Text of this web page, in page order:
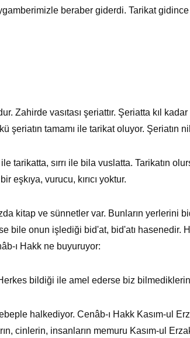
beraber giderdi. Tarikat gidince
Zahirde vasıtası şeriattır. Şeriatta kıl
şeriatın tamamı ile tarikat oluyor. Şeriatın
tarikatta, sırrı ile bila vuslatta. Tarikatın
eşkıya, vurucu, kırıcı yoktur.
kitap ve sünnetler var. Bunların
bile onun işlediği bid'at, bid'atı hasenedir.
ı Hakk ne buyuruyor:
bildiği ile amel ederse biz
halkediyor. Cenâb-ı Hakk Kasım-ul
cinlerin, insanların memuru Kasım-ul